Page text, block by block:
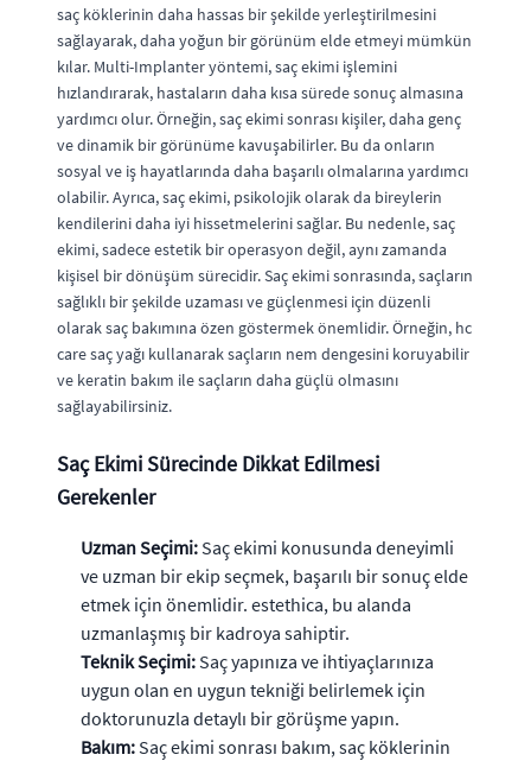
saç köklerinin daha hassas bir şekilde yerleştirilmesini
sağlayarak, daha yoğun bir görünüm elde etmeyi mümkün
kılar. Multi-Implanter yöntemi, saç ekimi işlemini
hızlandırarak, hastaların daha kısa sürede sonuç almasına
yardımcı olur. Örneğin, saç ekimi sonrası kişiler, daha genç
ve dinamik bir görünüme kavuşabilirler. Bu da onların
sosyal ve iş hayatlarında daha başarılı olmalarına yardımcı
olabilir. Ayrıca, saç ekimi, psikolojik olarak da bireylerin
kendilerini daha iyi hissetmelerini sağlar. Bu nedenle, saç
ekimi, sadece estetik bir operasyon değil, aynı zamanda
kişisel bir dönüşüm sürecidir. Saç ekimi sonrasında, saçların
sağlıklı bir şekilde uzaması ve güçlenmesi için düzenli
olarak saç bakımına özen göstermek önemlidir. Örneğin, hc
care saç yağı kullanarak saçların nem dengesini koruyabilir
ve keratin bakım ile saçların daha güçlü olmasını
sağlayabilirsiniz.
Saç Ekimi Sürecinde Dikkat Edilmesi
Gerekenler
Uzman Seçimi: Saç ekimi konusunda deneyimli
ve uzman bir ekip seçmek, başarılı bir sonuç elde
etmek için önemlidir. estethica, bu alanda
uzmanlaşmış bir kadroya sahiptir.
Teknik Seçimi: Saç yapınıza ve ihtiyaçlarınıza
uygun olan en uygun tekniği belirlemek için
doktorunuzla detaylı bir görüşme yapın.
Bakım: Saç ekimi sonrası bakım, saç köklerinin